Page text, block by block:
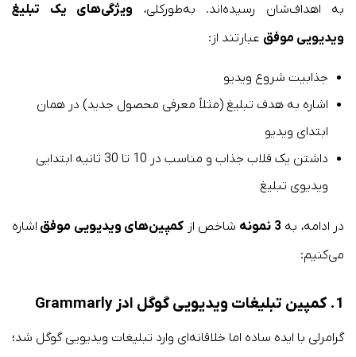
به اهداف‌شان رسیده‌اند. به‌طورکلی، ویژگی‌های یک تبلیغ
ویدیویی موفق عبارتند از:
جذابیت شروع ویدیو
اشاره به هدف تبلیغ (مثلاً معرفی محصول جدید) در همان
ابتدای ویدیو
داشتن یک قلاب جذاب و مناسب در 10 تا 30 ثانیه ابتدایی
ویدیوی تبلیغ
در ادامه، به3 نمونه شاخص از کمپین‌های ویدیویی موفق اشاره
می‌کنیم:
1. کمپین تبلیغات ویدیویی گوگل ادز Grammarly
گرامرلی با ایده ساده اما خلاقانه‌ای وارد تبلیغات ویدیویی گوگل شد؛